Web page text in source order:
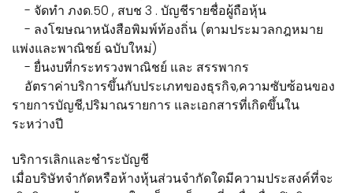
- จัดทำ ภงด.50 , สบช 3 . บัญชีรายชื่อผู้ถือหุ้น
- ลงโฆษณาหนังสือพิมพ์ท้องถิ่น (ตามประมวลกฎหมาย
แพ่งและพาณิชย์ ฉบับใหม่)
- ยื่นงบที่กระทรวงพาณิชย์ และ สรรพากร
อัตราค่าบริการขึ้นกับประเภทของธุรกิจ,ความซับซ้อนของ
รายการบัญชี,ปริมาณรายการ และเอกสารที่เกิดขึ้นใน
ระหว่างปี
บริการเลิกและชำระบัญชี
เมื่อบริษัทจำกัดหรือห้างหุ้นส่วนจำกัดใดมีความประสงค์ที่จะ